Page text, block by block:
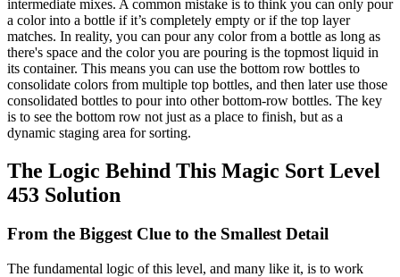
intermediate mixes. A common mistake is to think you can only pour
a color into a bottle if it’s completely empty or if the top layer
matches. In reality, you can pour any color from a bottle as long as
there's space and the color you are pouring is the topmost liquid in
its container. This means you can use the bottom row bottles to
consolidate colors from multiple top bottles, and then later use those
consolidated bottles to pour into other bottom-row bottles. The key
is to see the bottom row not just as a place to finish, but as a
dynamic staging area for sorting.
The Logic Behind This Magic Sort Level
453 Solution
From the Biggest Clue to the Smallest Detail
The fundamental logic of this level, and many like it, is to work